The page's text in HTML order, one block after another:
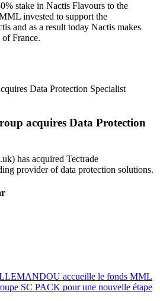
stake in Nactis Flavours to the
invested to support the
and as a result today Nactis makes
France.
Data Protection Specialist
acquires Data Protection
has acquired Tectrade
provider of data protection solutions.
accueille le fonds MML
SC PACK pour une nouvelle étape